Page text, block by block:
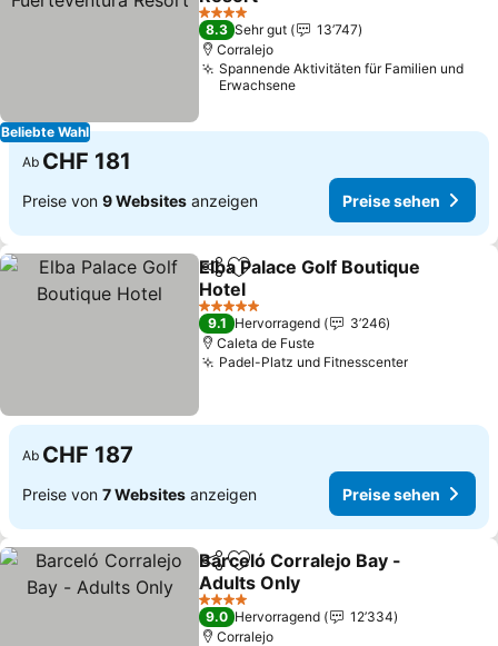
Beliebte Wahl
Preise sehen
4 Sterne
8.3 Sehr gut
13’747
Corralejo
Spannende Aktivitäten für Familien und
Erwachsene
Ab CHF 181
Preise von 9 Websites anzeigen Preise sehen
TeilenZu Favoriten hinzufügen
Elba Palace Golf Boutique
Hotel
Preise sehen
5 Sterne
9.1 Hervorragend
3’246
Caleta de Fuste
Padel-Platz und FitnesscenterPreise
Ab CHF 187
Preise von 7 Websites anzeigen Preise sehen
TeilenZu Favoriten hinzufügen
Barceló Corralejo Bay -
Adults Only
Preise sehen
4 Sterne
9.0 Hervorragend
12’334
Corralejo